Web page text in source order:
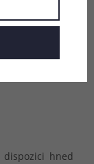
dispozici hned